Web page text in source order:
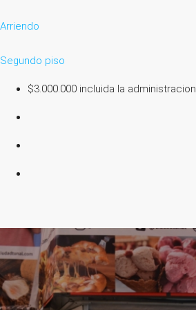
Arriendo
Segundo piso
$3.000.000 incluida la administracion